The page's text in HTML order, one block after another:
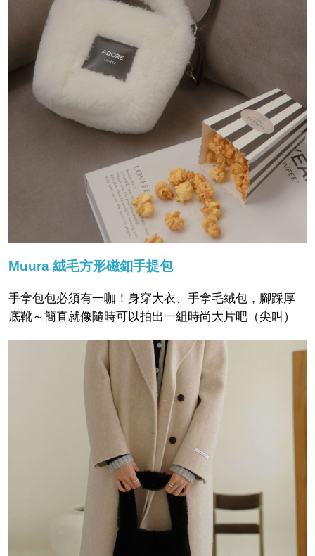
Muura 絨毛方形磁釦手提包
手拿包包必須有一咖！身穿大衣、手拿毛絨包，腳踩厚
底靴～簡直就像隨時可以拍出一組時尚大片吧（尖叫）